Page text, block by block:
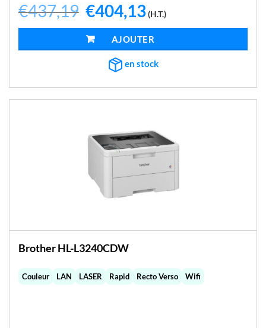
€437,19 Le
prix
initial
était :
€437,19.
€404,13prix
actuel
est :
€404,13.
(H.T.)
AJOUTER AU PANIER
en stock
Brother HL-L3240CDW
Couleur LAN LASER Rapid Recto Verso Wifi